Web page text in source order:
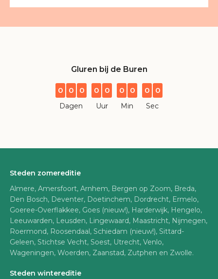
Gluren bij de Buren
0 0 0
Dagen
0 0
Uur
0 0
Min
0 0
Sec
Steden zomereditie
Almere, Amersfoort, Arnhem, Bergen op Zoom, Breda,
Den Bosch, Deventer, Doetinchem, Dordrecht, Ermelo,
Goeree-Overflakkee, Goes (nieuw!), Harderwijk, Hengelo,
Leeuwarden, Leusden, Lingewaard, Maastricht, Nijmegen,
Roermond, Roosendaal, Schiedam (nieuw!), Sittard-
Geleen, Stichtse Vecht, Soest, Utrecht, Venlo,
Wageningen, Woerden, Zaanstad, Zutphen en Zwolle.
Steden wintereditie